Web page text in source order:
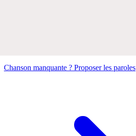
Chanson manquante ? Proposer les paroles